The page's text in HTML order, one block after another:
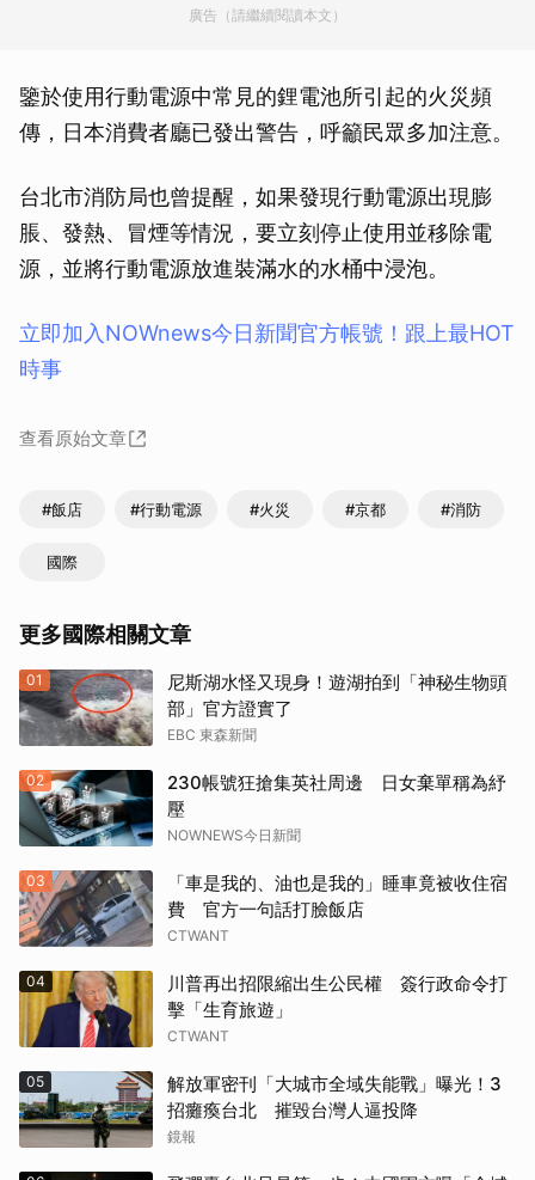
廣告（請繼續閱讀本文）
鑒於使用行動電源中常見的鋰電池所引起的火災頻
傳，日本消費者廳已發出警告，呼籲民眾多加注意。
台北市消防局也曾提醒，如果發現行動電源出現膨
脹、發熱、冒煙等情況，要立刻停止使用並移除電
源，並將行動電源放進裝滿水的水桶中浸泡。
立即加入NOWnews今⽇新聞官⽅帳號！跟上最HOT
時事
查看原始文章
#飯店 #行動電源 #火災 #京都 #消防
國際
更多國際相關文章
01
尼斯湖水怪又現身！遊湖拍到「神秘生物頭
部」官方證實了
EBC 東森新聞
02
230帳號狂搶集英社周邊 日女棄單稱為紓
壓
NOWNEWS今日新聞
03
「車是我的、油也是我的」睡車竟被收住宿
費 官方一句話打臉飯店
CTWANT
04
川普再出招限縮出生公民權 簽行政命令打
擊「生育旅遊」
CTWANT
05
解放軍密刊「大城市全域失能戰」曝光！3
招癱瘓台北 摧毀台灣人逼投降
鏡報